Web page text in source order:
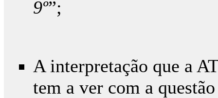
9º”;
A interpretação que a
tem a ver com a